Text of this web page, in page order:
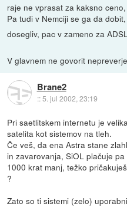
raje ne vprasat za kaksno
Pa tudi v Nemciji se ga da
dosegliv, pac v zameno za ADSL
V glavnem ne govorit
Brane2
::5. jul 2002, 23:19
Pri saetlitskem internetu je
satelita kot sistemov na tleh.
Če veš, da ena Astra stane
in zavarovanja, SiOL plačuje
1000 krat manj, težko
?
Zato so ti sistemi (zelo)